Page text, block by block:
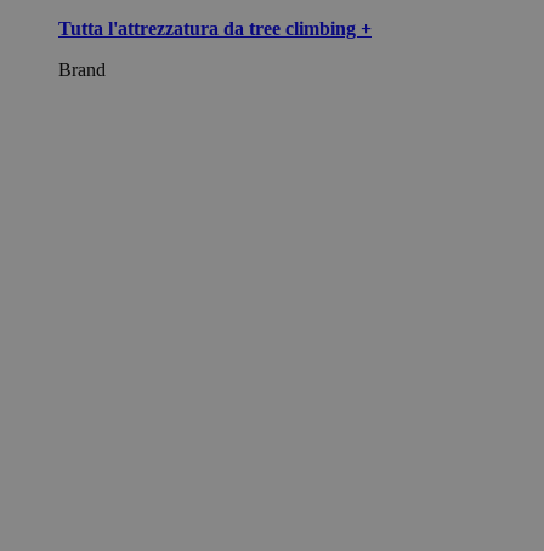
Tutta l'attrezzatura da tree climbing +
Brand